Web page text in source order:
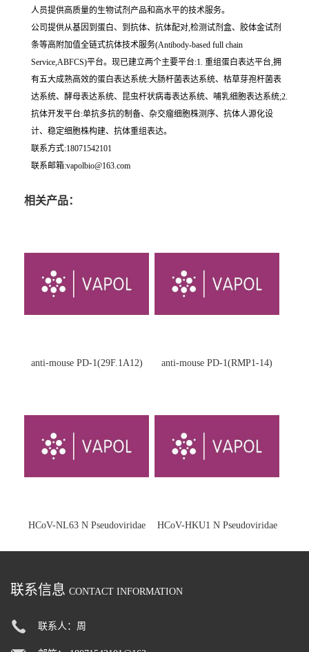
人员提供高质量的生物试剂产品和高水平的技术服务。
公司提供从基因到蛋白、到抗体、抗体配对,检测试剂盒、胶体金试剂
条等高附加值全链式抗体技术服务(Antibody-based full chain
Service,ABFCS)平台。现已建立两个主要平台:1. 重组蛋白表达平台,拥
有五大成熟高效的蛋白表达系统:大肠杆菌表达系统、枯草芽孢杆菌表
达系统、酵母表达系统、昆虫杆状病毒表达系统、哺乳细胞表达系统;2.
抗体开发平台:单抗多抗的制备、杂交瘤细胞株测序、抗体人源化设
计、稳定细胞株构建、抗体重组表达。
联系方式:18071542101
联系邮箱:vapolbio@163.com
相关产品：
anti-mouse PD-1(29F.1A12) anti-mouse PD-1(RMP1-14)
HCoV-NL63 N Pseudoviridae HCoV-HKU1 N Pseudoviridae
联系信息 CONTACT INFORMATION
联系人：周